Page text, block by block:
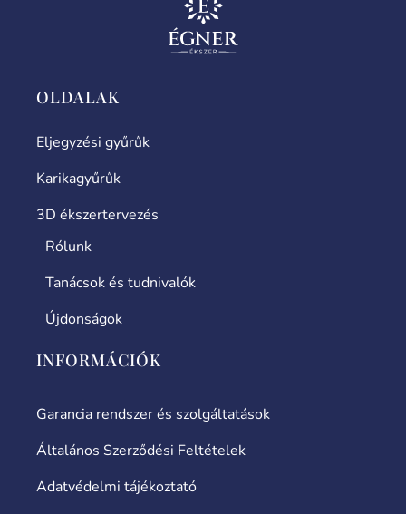
OLDALAK
Eljegyzési gyűrűk
Karikagyűrűk
3D ékszertervezés
Rólunk
Tanácsok és tudnivalók
Újdonságok
INFORMÁCIÓK
Garancia rendszer és szolgáltatások
Általános Szerződési Feltételek
Adatvédelmi tájékoztató